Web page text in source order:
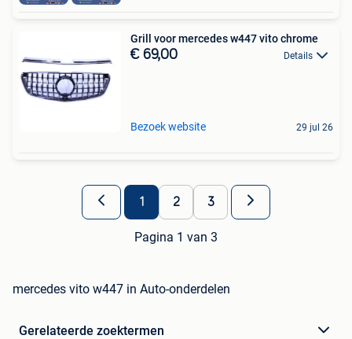
Grill voor mercedes w447 vito chrome
€ 69,00 Details
Bezoek website 29 jul 26
1 2 3
Pagina 1 van 3
mercedes vito w447 in Auto-onderdelen
Gerelateerde zoektermen